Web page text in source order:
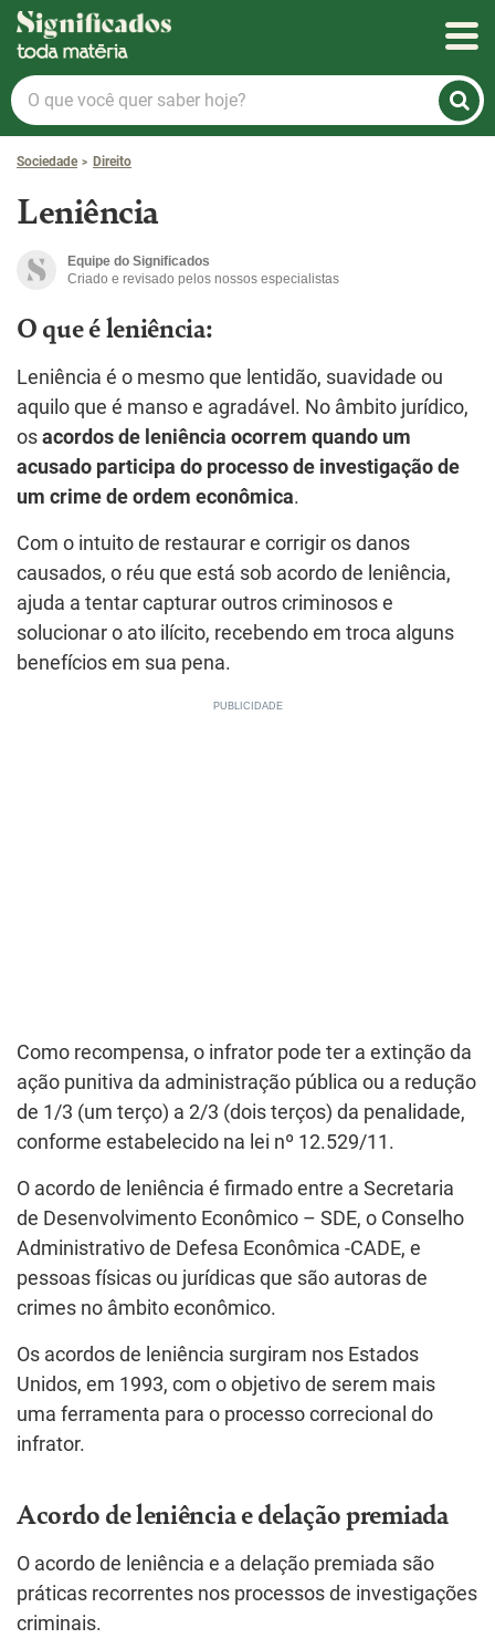
Significados
O
que
você
quer
hoje?
Sociedade Direito
Leniência
Equipe do Significados
Criado e revisado pelos nossos especialistas
O que é leniência:
Leniência é o mesmo que lentidão, suavidade ou
aquilo que é manso e agradável. No âmbito jurídico,
os acordos de leniência ocorrem quando um
acusado participa do processo de investigação de
um crime de ordem econômica.
Com o intuito de restaurar e corrigir os danos
causados, o réu que está sob acordo de leniência,
ajuda a tentar capturar outros criminosos e
solucionar o ato ilícito, recebendo em troca alguns
benefícios em sua pena.
Como recompensa, o infrator pode ter a extinção da
ação punitiva da administração pública ou a redução
de 1/3 (um terço) a 2/3 (dois terços) da penalidade,
conforme estabelecido na lei nº 12.529/11.
O acordo de leniência é firmado entre a Secretaria
de Desenvolvimento Econômico – SDE, o Conselho
Administrativo de Defesa Econômica -CADE, e
pessoas físicas ou jurídicas que são autoras de
crimes no âmbito econômico.
Os acordos de leniência surgiram nos Estados
Unidos, em 1993, com o objetivo de serem mais
uma ferramenta para o processo correcional do
infrator.
Acordo de leniência e delação premiada
O acordo de leniência e a delação premiada são
práticas recorrentes nos processos de investigações
criminais.